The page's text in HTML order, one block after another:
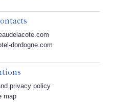
dordogne.com
privacy policy
map